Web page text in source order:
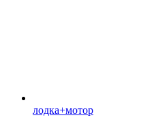
лодка+мотор